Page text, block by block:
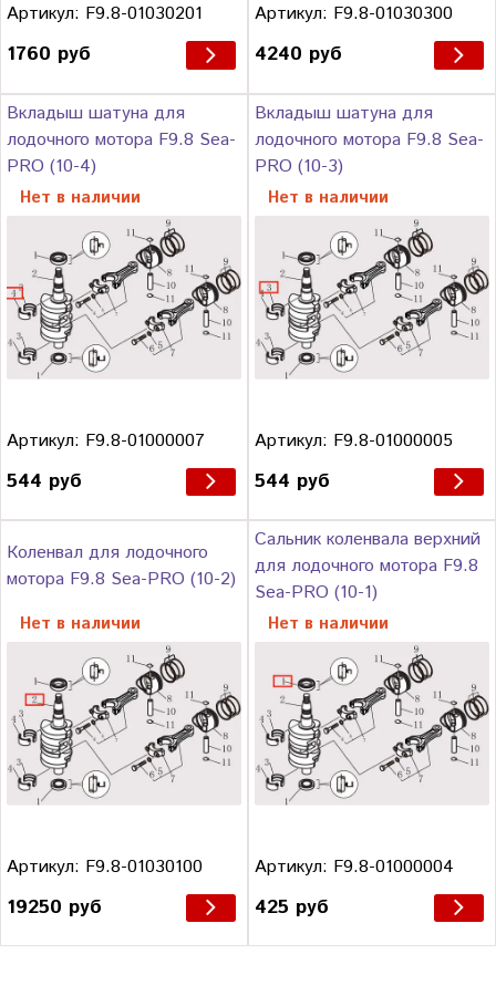
Артикул: F9.8-01030201
1760 руб
Артикул: F9.8-01030300
4240 руб
Вкладыш шатуна для
лодочного мотора F9.8 Sea-
PRO (10-4)
Нет в наличии
Артикул: F9.8-01000007
544 руб
Вкладыш шатуна для
лодочного мотора F9.8 Sea-
PRO (10-3)
Нет в наличии
Артикул: F9.8-01000005
544 руб
Коленвал для лодочного
мотора F9.8 Sea-PRO (10-2)
Нет в наличии
Артикул: F9.8-01030100
19250 руб
Сальник коленвала верхний
для лодочного мотора F9.8
Sea-PRO (10-1)
Нет в наличии
Артикул: F9.8-01000004
425 руб